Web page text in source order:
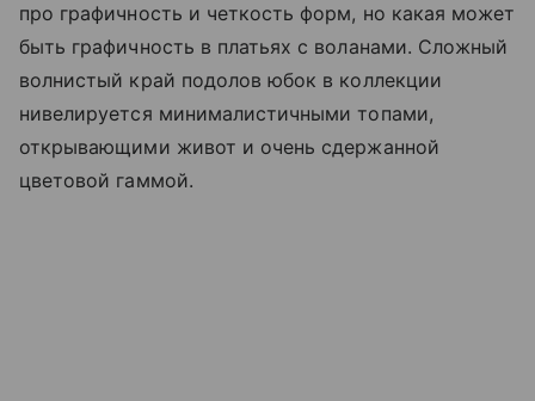
про графичность и четкость форм, но какая может
быть графичность в платьях с воланами. Сложный
волнистый край подолов юбок в коллекции
нивелируется минималистичными топами,
открывающими живот и очень сдержанной
цветовой гаммой.